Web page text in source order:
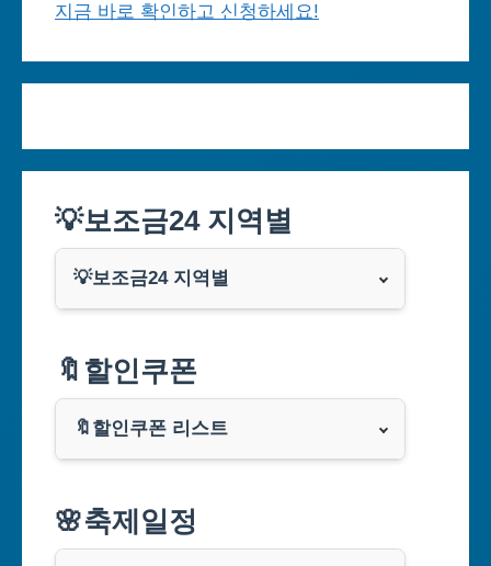
지금 바로 확인하고 신청하세요!
💡보조금24 지역별
💡보조금24 지역별
부산광역시
대구광역시
인천광역시
🔖할인쿠폰
🔖할인쿠폰 리스트
쿠팡
🌸축제일정